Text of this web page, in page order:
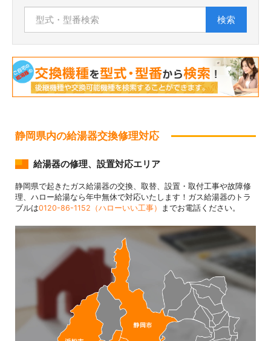
検索
静岡県内の給湯器交換修理対応
給湯器の修理、設置対応エリア
静岡県で起きたガス給湯器の交換、取替、設置・取付工事や故障修
理、ハロー給湯なら年中無休で対応いたします！ガス給湯器のトラ
ブルは0120-86-1152（ハローいい工事） までお電話ください。